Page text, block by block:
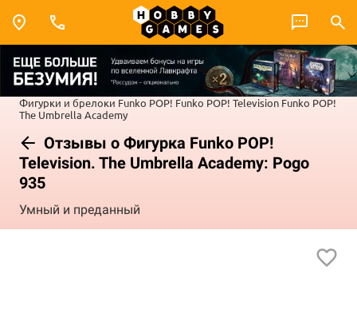
Фигурки и брелоки Funko POP! Funko POP! Television Funko POP!
The Umbrella Academy
Отзывы о Фигурка Funko POP!
Television. The Umbrella Academy: Pogo
935
Умный и преданный